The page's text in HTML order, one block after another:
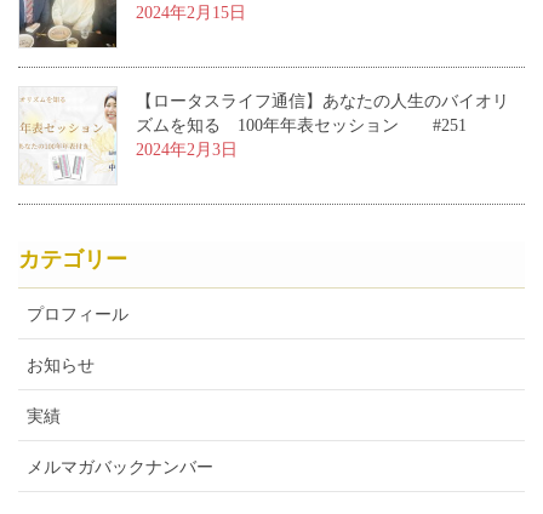
2024年2月15日
【ロータスライフ通信】あなたの人生のバイオリ
ズムを知る 100年年表セッション #251
2024年2月3日
カテゴリー
プロフィール
お知らせ
実績
メルマガバックナンバー